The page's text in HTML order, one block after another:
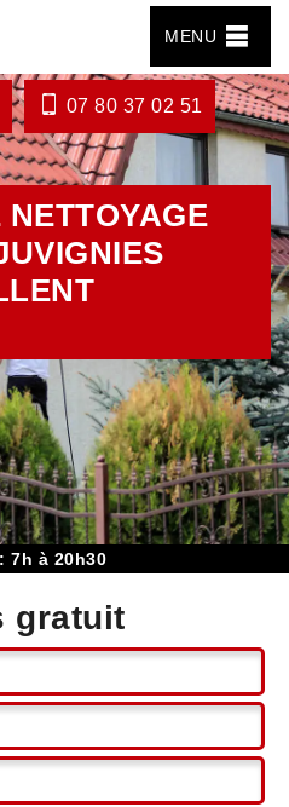
MENU
07 80 37 02 51
7h à 20h30
gratuit